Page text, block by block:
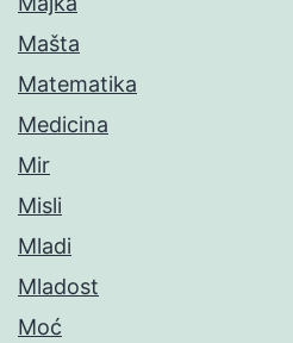
Mašta
Matematika
Medicina
Mir
Misli
Mladi
Mladost
Moć